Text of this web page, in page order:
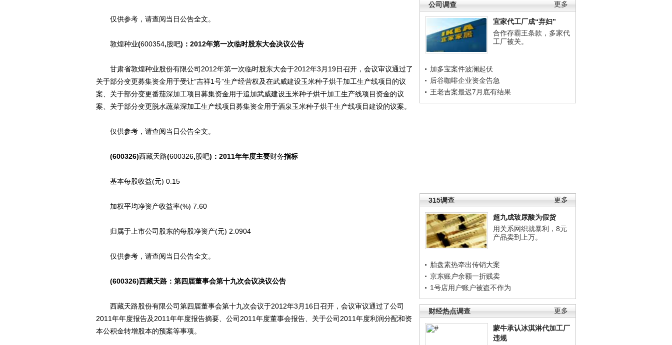
更多
公司调查
宜家代工厂成“弃妇”
合作存霸王条款，多家代
工厂被关。
加多宝案件波澜起伏
后谷咖啡企业资金告急
王老吉案最迟7月底有结果
更多
315调查
超九成玻尿酸为假货
用关系网织就暴利，8元
产品卖到上万。
胎盘素热牵出传销大案
京东账户余额一折贱卖
1号店用户账户被盗不作为
更多
财经热点调查
蒙牛承认冰淇淋代加工厂
违规
仅供参考，请查阅当日公告全文。
敦煌种业(600354,股吧)：2012年第一次临时股东大会决议公告
甘肃省敦煌种业股份有限公司2012年第一次临时股东大会于2012年3月19日召开，会议审议通过了
关于部分变更募集资金用于受让“吉祥1号”生产经营权及在武威建设玉米种子烘干加工生产线项目的议
案、关于部分变更番茄深加工项目募集资金用于追加武威建设玉米种子烘干加工生产线项目资金的议
案、关于部分变更脱水蔬菜深加工生产线项目募集资金用于酒泉玉米种子烘干生产线项目建设的议案。
仅供参考，请查阅当日公告全文。
(600326)西藏天路(600326,股吧)：2011年年度主要财务指标
基本每股收益(元) 0.15
加权平均净资产收益率(%) 7.60
归属于上市公司股东的每股净资产(元) 2.0904
仅供参考，请查阅当日公告全文。
(600326)西藏天路：第四届董事会第十九次会议决议公告
西藏天路股份有限公司第四届董事会第十九次会议于2012年3月16日召开，会议审议通过了公司
2011年年度报告及2011年年度报告摘要、公司2011年度董事会报告、关于公司2011年度利润分配和资
本公积金转增股本的预案等事项。